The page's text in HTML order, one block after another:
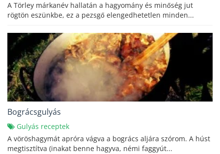
A Törley márkanév hallatán a hagyomány és minőség jut
rögtön eszünkbe, ez a pezsgő elengedhetetlen minden...
Bográcsgulyás
Gulyás receptek
A vöröshagymát apróra vágva a bogrács aljára szórom. A húst
megtisztítva (inakat benne hagyva, némi faggyút...